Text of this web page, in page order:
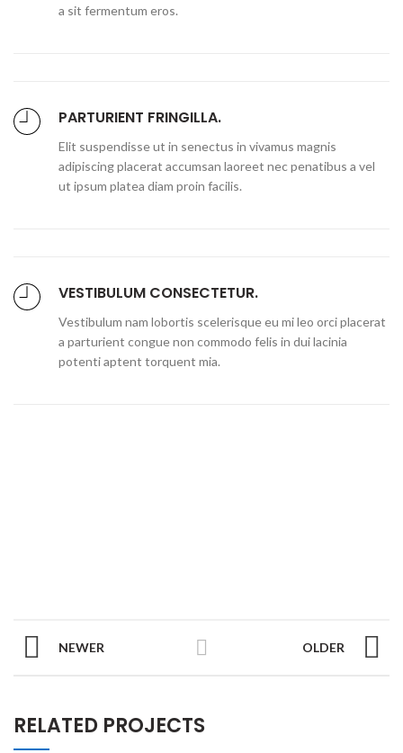
a sit fermentum eros.
PARTURIENT FRINGILLA.
Elit suspendisse ut in senectus in vivamus magnis
adipiscing placerat accumsan laoreet nec penatibus a vel
ut ipsum platea diam proin facilis.
VESTIBULUM CONSECTETUR.
Vestibulum nam lobortis scelerisque eu mi leo orci placerat
a parturient congue non commodo felis in dui lacinia
potenti aptent torquent mia.
NEWER OLDER
RELATED PROJECTS